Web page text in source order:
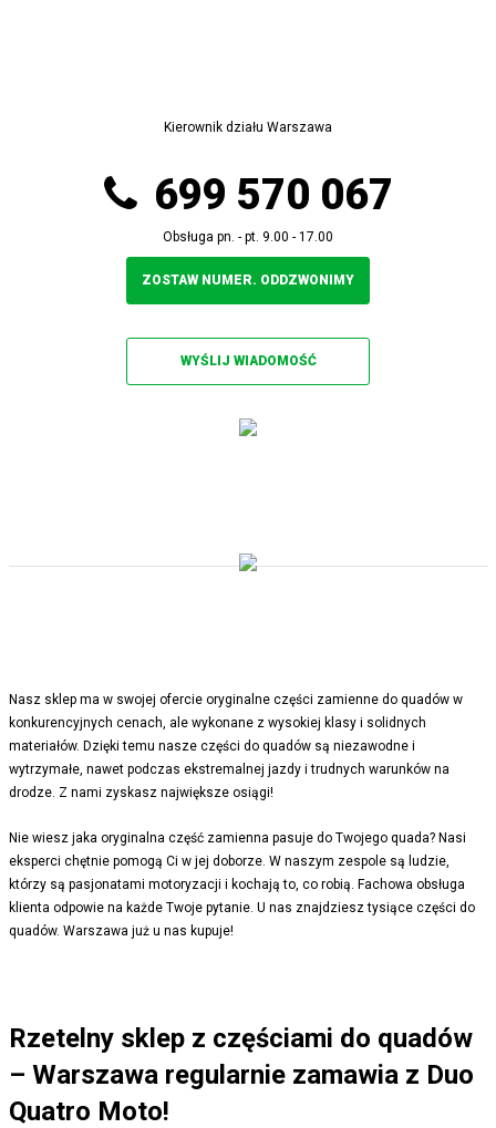
Kierownik działu Warszawa
699 570 067
Obsługa pn. - pt. 9.00 - 17.00
ZOSTAW NUMER. ODDZWONIMY
WYŚLIJ WIADOMOŚĆ
Nasz sklep ma w swojej ofercie oryginalne części zamienne do quadów w
konkurencyjnych cenach, ale wykonane z wysokiej klasy i solidnych
materiałów. Dzięki temu nasze części do quadów są niezawodne i
wytrzymałe, nawet podczas ekstremalnej jazdy i trudnych warunków na
drodze. Z nami zyskasz największe osiągi!
Nie wiesz jaka oryginalna część zamienna pasuje do Twojego quada? Nasi
eksperci chętnie pomogą Ci w jej doborze. W naszym zespole są ludzie,
którzy są pasjonatami motoryzacji i kochają to, co robią. Fachowa obsługa
klienta odpowie na każde Twoje pytanie. U nas znajdziesz tysiące części do
quadów. Warszawa już u nas kupuje!
Rzetelny sklep z częściami do quadów
– Warszawa regularnie zamawia z Duo
Quatro Moto!